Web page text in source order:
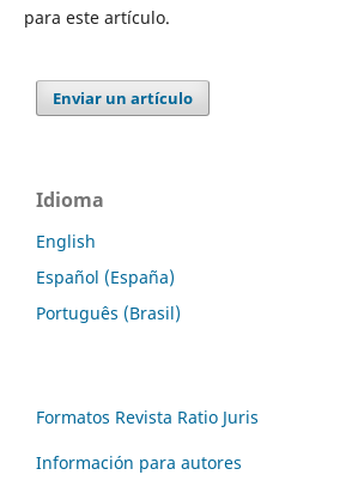
para este artículo.
Enviar un artículo
Idioma
English
Español (España)
Português (Brasil)
Formatos Revista Ratio Juris
Información para autores